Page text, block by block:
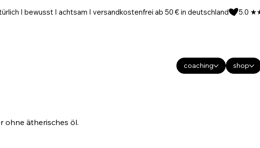
I bewusst I achtsam I versandkostenfrei ab 50 € in deutschland
coaching shop
ohne ätherisches öl.